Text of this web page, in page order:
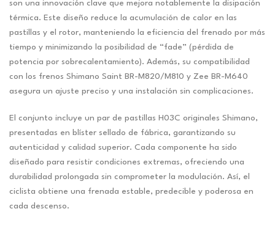
son una innovación clave que mejora notablemente la disipación
térmica. Este diseño reduce la acumulación de calor en las
pastillas y el rotor, manteniendo la eficiencia del frenado por más
tiempo y minimizando la posibilidad de “fade” (pérdida de
potencia por sobrecalentamiento). Además, su compatibilidad
con los frenos Shimano Saint BR-M820/M810 y Zee BR-M640
asegura un ajuste preciso y una instalación sin complicaciones.
El conjunto incluye un par de pastillas H03C originales Shimano,
presentadas en blíster sellado de fábrica, garantizando su
autenticidad y calidad superior. Cada componente ha sido
diseñado para resistir condiciones extremas, ofreciendo una
durabilidad prolongada sin comprometer la modulación. Así, el
ciclista obtiene una frenada estable, predecible y poderosa en
cada descenso.